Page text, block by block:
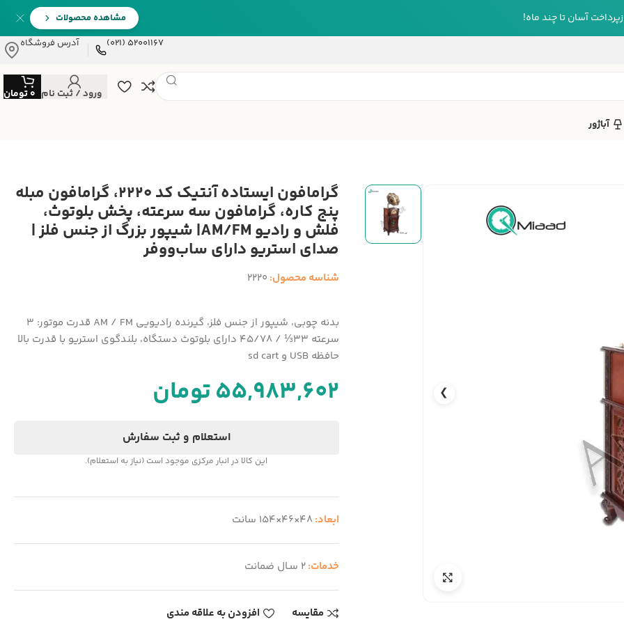
آسان تا چند ماه!
مشاهده محصولات
52001167 (021)
آدرس فروشگاه
ورود / ثبت نام 0تومان
آباژور
❯
گرامافون ایستاده آنتیک کد 2220، گرامافون مبله
پنج کاره، گرامافون سه سرعته، پخش بلوتوث،
فلش و رادیو AM/FM| شیپور بزرگ از جنس فلز |
صدای استریو دارای ساب‌ووفر
شناسه محصول: 2220
بدنه چوبی، شیپور از جنس فلز، گیرنده رادیویی AM / FM قدرت موتور: 3
سرعته 33⅓ / 45/78 دارای بلوتوث دستگاه، بلندگوی استریو با قدرت بالا
حافظه USB و sd cart
55,983,602تومان
استعلام و ثبت سفارش
این کالا در انبار مرکزی موجود است (نیاز به استعلام).
ابعاد:48×46×154 سانت
خدمات:2 سـال ضمانت
مقایسه افزودن به علاقه مندی